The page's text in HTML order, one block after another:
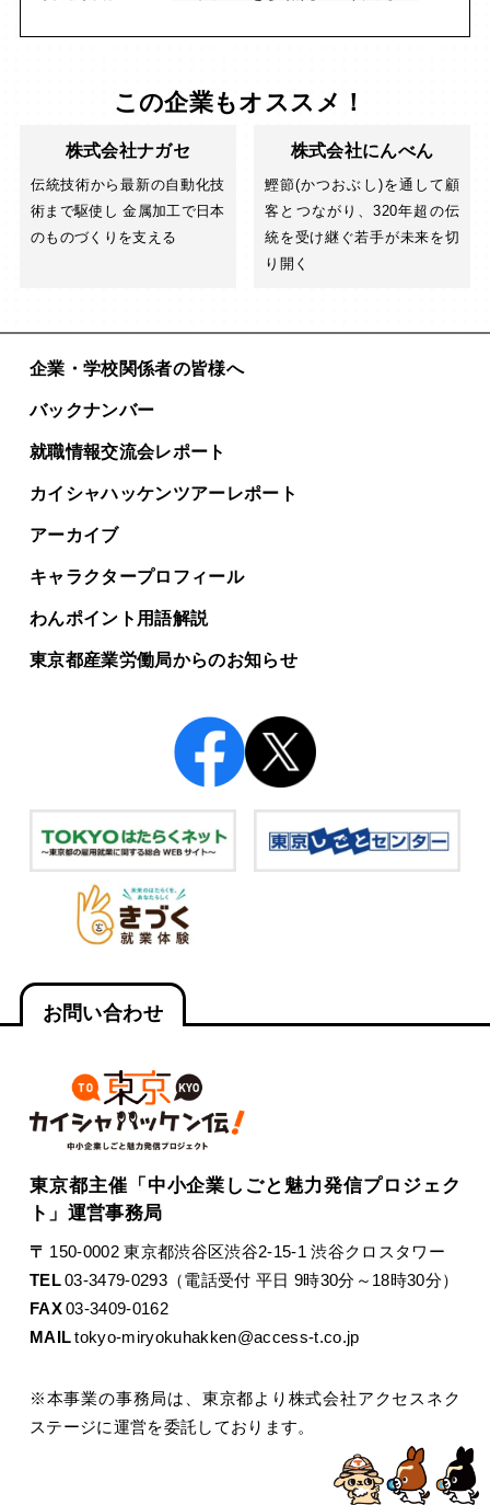
この企業もオススメ！
株式会社ナガセ
伝統技術から最新の自動化技
術まで駆使し 金属加工で日本
のものづくりを支える
株式会社にんべん
鰹節(かつおぶし)を通して顧
客とつながり、320年超の伝
統を受け継ぐ若手が未来を切
り開く
企業・学校関係者の皆様へ
バックナンバー
就職情報交流会レポート
カイシャハッケンツアーレポート
アーカイブ
キャラクタープロフィール
わんポイント用語解説
東京都産業労働局からのお知らせ
お問い合わせ
東京都主催「中小企業しごと魅力発信プロジェク
ト」運営事務局
〒 150-0002 東京都渋谷区渋谷2-15-1 渋谷クロスタワー
TEL03-3479-0293（電話受付 平日 9時30分～18時30分）
FAX03-3409-0162
MAIL tokyo-miryokuhakken@access-t.co.jp
※本事業の事務局は、東京都より株式会社アクセスネク
ステージに運営を委託しております。